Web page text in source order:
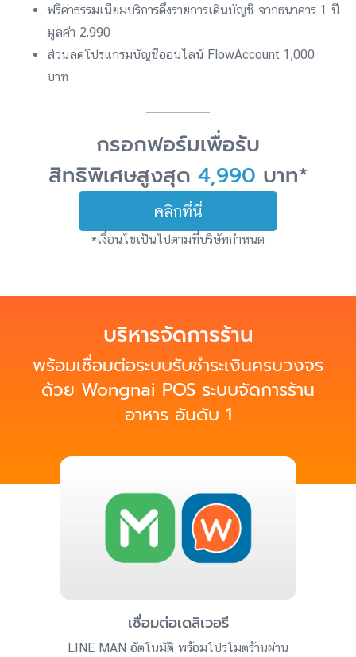
ฟรีค่าธรรมเนียมบริการดึงรายการเดินบัญชี จากธนาคาร 1 ปี
มูลค่า 2,990
ส่วนลดโปรแกรมบัญชีออนไลน์ FlowAccount 1,000
บาท
กรอกฟอร์มเพื่อรับ
สิทธิพิเศษสูงสุด 4,990 บาท*
คลิกที่นี่
*เงื่อนไขเป็นไปตามที่บริษัทกำหนด
บริหารจัดการร้าน
พร้อมเชื่อมต่อระบบรับชำระเงินครบวงจร
ด้วย Wongnai POS ระบบจัดการร้าน
อาหาร อันดับ 1
เชื่อมต่อเดลิเวอรี
LINE MAN อัตโนมัติ พร้อมโปรโมตร้านผ่าน